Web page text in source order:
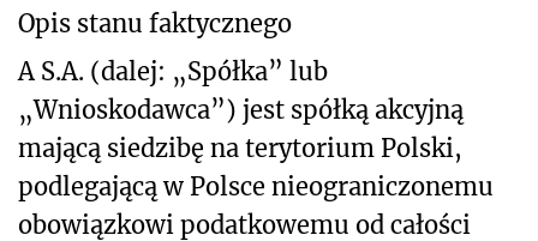
Opis stanu faktycznego
A S.A. (dalej: „Spółka” lub
„Wnioskodawca”) jest spółką akcyjną
mającą siedzibę na terytorium Polski,
podlegającą w Polsce nieograniczonemu
obowiązkowi podatkowemu od całości